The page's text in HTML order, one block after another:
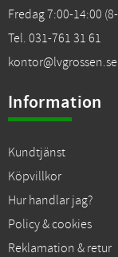
Fredag 7:00-14:00
Tel. 031-761 31 61
kontor@lvgrossen.se
Information
Kundtjänst
Köpvillkor
Hur handlar jag?
Policy & cookies
Reklamation & retur